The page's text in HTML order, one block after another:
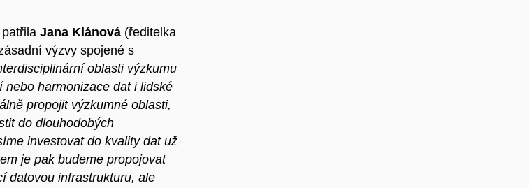
Jana Klánová (ředitelka
výzvy spojené s
oblasti výzkumu
harmonizace dat i lidské
propojit výzkumné oblasti,
do dlouhodobých
investovat do kvality dat už
je pak budeme propojovat
datovou infrastrukturu, ale